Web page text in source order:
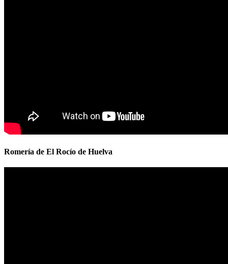
Romería de El Rocío de Huelva